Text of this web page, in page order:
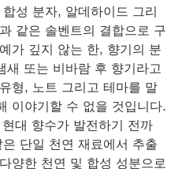
성 분자, 알데하이드 그리
같은 솔벤트의 결합으로 구
가 깊지 않는 한, 향기의 분
새 또는 비바람 후 향기라고
형, 노트 그리고 테마를 말
이야기할 수 없을 것입니다.
대 향수가 발전하기 전까
단일 천연 재료에서 추출
양한 천연 및 합성 성분으로